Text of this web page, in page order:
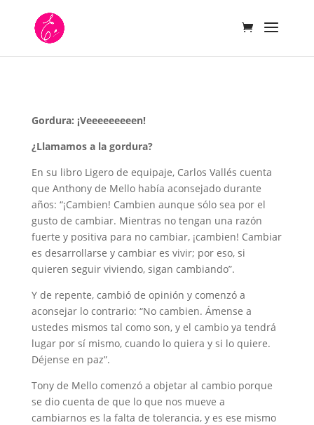
Gordura: ¡Veeeeeeeeen!
¿Llamamos a la gordura?
En su libro Ligero de equipaje, Carlos Vallés cuenta
que Anthony de Mello había aconsejado durante
años: “¡Cambien! Cambien aunque sólo sea por el
gusto de cambiar. Mientras no tengan una razón
fuerte y positiva para no cambiar, ¡cambien! Cambiar
es desarrollarse y cambiar es vivir; por eso, si
quieren seguir viviendo, sigan cambiando”.
Y de repente, cambió de opinión y comenzó a
aconsejar lo contrario: “No cambien. Ámense a
ustedes mismos tal como son, y el cambio ya tendrá
lugar por sí mismo, cuando lo quiera y si lo quiere.
Déjense en paz”.
Tony de Mello comenzó a objetar al cambio porque
se dio cuenta de que lo que nos mueve a
cambiarnos es la falta de tolerancia, y es ese mismo